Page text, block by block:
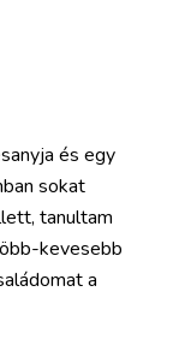
és egy
sokat
tanultam
kevesebb
a